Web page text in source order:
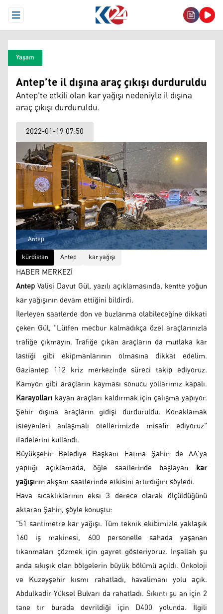
Open Menu
Yaşam
Antep’te il dışına araç çıkışı durduruldu
Antep'te etkili olan kar yağışı nedeniyle il dışına
araç çıkışı durduruldu.
2022-01-19 07:50
Antep
kürdistan
Antep kar yağışı
HABER MERKEZİ
AntepValisi Davut Gül, yazılı açıklamasında, kentte yoğun
kar yağışının devam ettiğini bildirdi.
İlerleyen saatlerde don ve buzlanma olabileceğine dikkati
çeken Gül, "Lütfen mecbur kalmadıkça özel araçlarınızla
trafiğe çıkmayın. Trafiğe çıkan araçların da mutlaka kar
lastiği gibi ekipmanlarının olmasına dikkat edelim.
Gaziantep 112 kriz merkezinde süreci takip ediyoruz.
Kamyon gibi araçların kayması sonucu yollarımız kapalı.
Karayolları kayan araçları kaldırmak için çalışma yapıyor.
Şehir dışına araçların gidişi durduruldu. Konaklamak
isteyenleri anlaşmalı otellerimizde misafir ediyoruz"
ifadelerini kullandı.
Büyükşehir Belediye Başkanı Fatma Şahin de AA’ya
yaptığı açıklamada, öğle saatlerinde başlayan kar
yağışının akşam saatlerinde etkisini artırdığını söyledi.
Hava sıcaklıklarının eksi 3 derece olarak ölçüldüğünü
aktaran Şahin, şöyle konuştu:
"51 santimetre kar yağışı. Tüm teknik ekibimizle yaklaşık
160 iş makinesi, 600 personelle sahada yaşanan
tıkanmaları çözmek için gayret gösteriyoruz. İnşallah şu
anda sıkışık olan bölgelerin büyük bölümü açıldı. Onkoloji
ve Kuzeyşehir kısmı rahatladı, havalimanı yolu açık.
Abdulkadir Yüksel Bulvarı da rahatladı. Sıkıntı şu an için 2
tane tır burada devrildiği için D400 yolunda. İlgili